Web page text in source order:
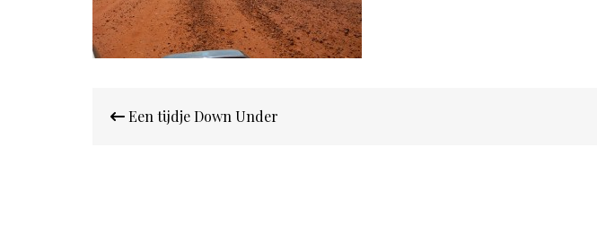
navigatie
Een tijdje Down Under